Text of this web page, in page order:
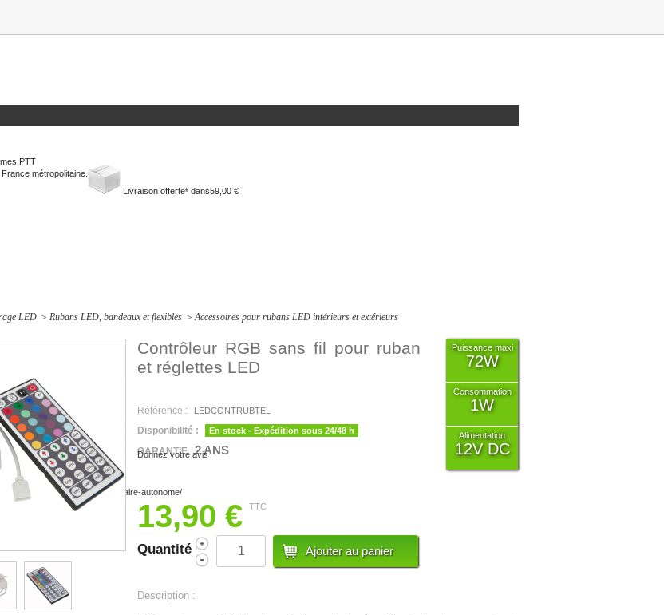
Livraison offerte* dans59,00 €
PTT
métropolitaine.
LED > Rubans LED, bandeaux et flexibles > Accessoires pour rubans LED intérieurs et extérieurs
Contrôleur RGB sans fil pour ruban
et réglettes LED
Référence : LEDCONTRUBTEL
Disponibilité : En stock - Expédition sous 24/48 h
GARANTIE 2 ANS
Donnez votre avis
13,90 € TTC
Quantité
Puissance maxi
72W
Consommation
1W
Alimentation
12V DC
Description :